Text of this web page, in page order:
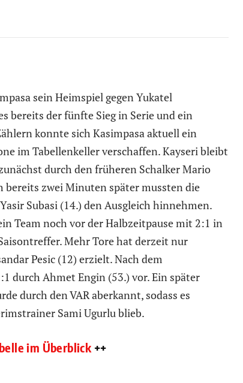
sein Heimspiel gegen Yukatel
bereits der fünfte Sieg in Serie und ein
konnte sich Kasimpasa aktuell ein
im Tabellenkeller verschaffen. Kayseri bleibt
durch den früheren Schalker Mario
bereits zwei Minuten später mussten die
Subasi (14.) den Ausgleich hinnehmen.
Team noch vor der Halbzeitpause mit 2:1 in
Mehr Tore hat derzeit nur
Pesic (12) erzielt. Nach dem
durch Ahmet Engin (53.) vor. Ein später
durch den VAR aberkannt, sodass es
Sami Ugurlu blieb.
im Überblick ++